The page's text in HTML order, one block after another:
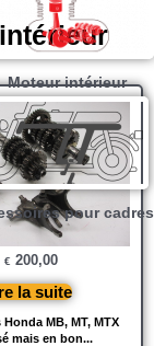
Moteur intérieur​
pour cadres
MB, MT, MTX
mais en bon...
€ 200,00
la suite